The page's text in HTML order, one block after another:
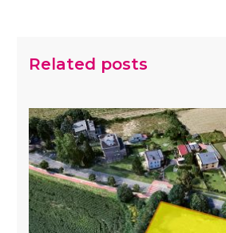
Related posts